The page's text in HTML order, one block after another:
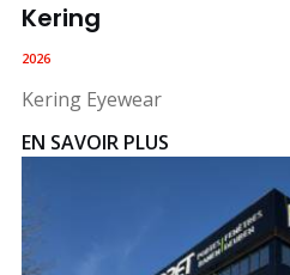
Kering
2026
Kering Eyewear
EN SAVOIR PLUS